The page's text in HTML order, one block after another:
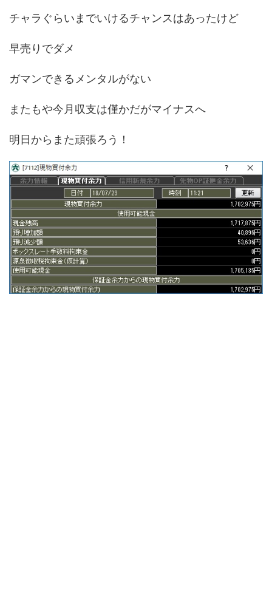
チャラぐらいまでいけるチャンスはあったけど
早売りでダメ
ガマンできるメンタルがない
またもや今月収支は僅かだがマイナスへ
明日からまた頑張ろう！